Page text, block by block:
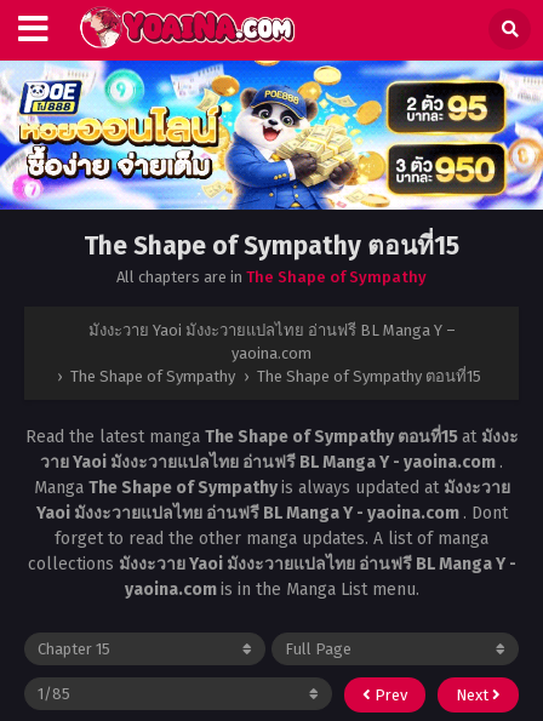
The Shape of Sympathy ตอนที่15
All chapters are in The Shape of Sympathy
มังงะวาย Yaoi มังงะวายแปลไทย อ่านฟรี BL Manga Y –
yaoina.com
› The Shape of Sympathy › The Shape of Sympathy ตอนที่15
Read the latest manga The Shape of Sympathy ตอนที่15at มังงะ
วาย Yaoi มังงะวายแปลไทย อ่านฟรี BL Manga Y - yaoina.com .
Manga The Shape of Sympathyis always updated at มังงะวาย
Yaoi มังงะวายแปลไทย อ่านฟรี BL Manga Y - yaoina.com . Dont
forget to read the other manga updates. A list of manga
collections มังงะวาย Yaoi มังงะวายแปลไทย อ่านฟรี BL Manga Y -
yaoina.comis in the Manga List menu.
Prev Next